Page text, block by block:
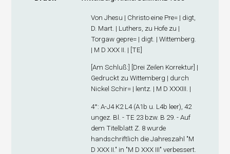
Von Jhesu | Christo eine Pre= | digt,
D. Mart. | Luthers, zu Hofe zu |
Torgaw gepre= | digt. | Wittemberg.
| M D XXX II. | [TE]
[Am Schluß:] [Drei Zeilen Korrektur] |
Gedruckt zu Wittemberg | durch
Nickel Schir= | lentz. | M D XXXIII. |
4°: A-J4K2 L4(A1b u. L4b leer), 42
ungez. Bl. - TE 23 bzw. B 29. - Auf
dem Titelblatt Z. 8 wurde
handschriftlich die Jahreszahl "M
D XXX II." in "M D XXX III" verbessert.